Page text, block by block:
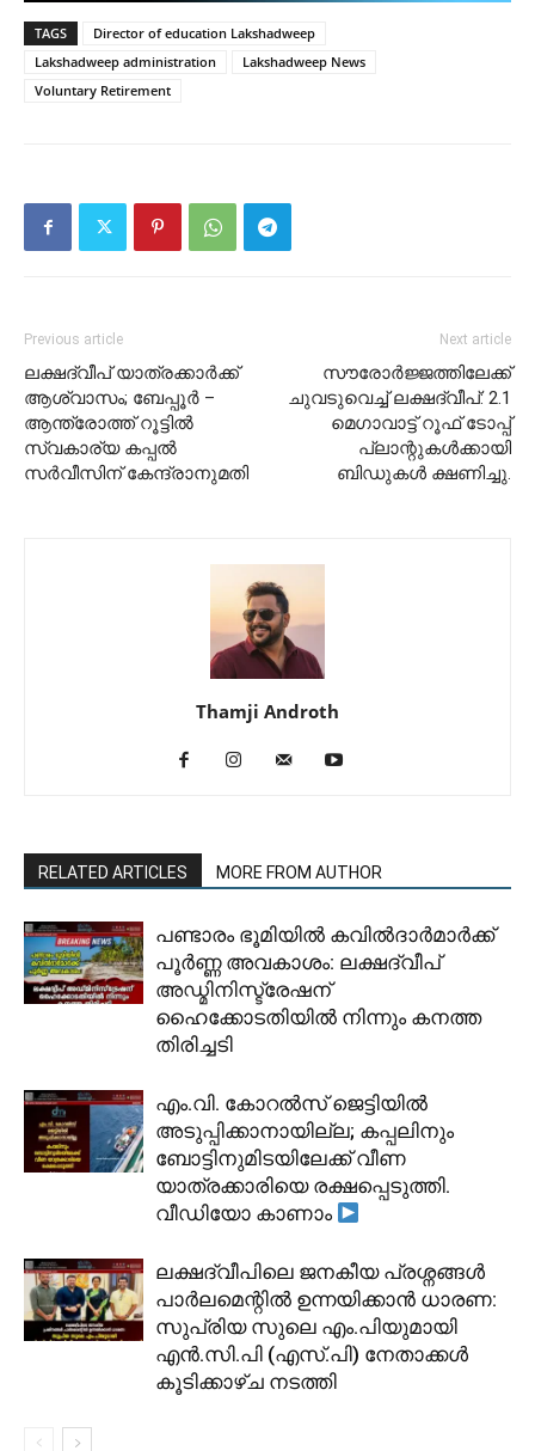
TAGS
Director of education Lakshadweep
Lakshadweep administration
Lakshadweep News
Voluntary Retirement
Previous article
ലക്ഷദ്വീപ് യാത്രക്കാർക്ക്
ആശ്വാസം; ബേപ്പൂർ –
ആന്ത്രോത്ത് റൂട്ടിൽ
സ്വകാര്യ കപ്പൽ
സർവീസിന് കേന്ദ്രാനുമതി
Next article
സൗരോർജ്ജത്തിലേക്ക്
ചുവടുവെച്ച് ലക്ഷദ്വീപ്: 2.1
മെഗാവാട്ട് റൂഫ് ടോപ്പ്
പ്ലാന്റുകൾക്കായി
ബിഡുകൾ ക്ഷണിച്ചു.
Thamji Androth
RELATED ARTICLES MORE FROM AUTHOR
പണ്ടാരം ഭൂമിയിൽ കവിൽദാർമാർക്ക്
പൂർണ്ണ അവകാശം: ലക്ഷദ്വീപ്
അഡ്മിനിസ്ട്രേഷന്
ഹൈക്കോടതിയിൽ നിന്നും കനത്ത
തിരിച്ചടി
​എം.വി. കോറൽസ് ജെട്ടിയിൽ
അടുപ്പിക്കാനായില്ല; കപ്പലിനും
ബോട്ടിനുമിടയിലേക്ക് വീണ
യാത്രക്കാരിയെ രക്ഷപ്പെടുത്തി.
വീഡിയോ കാണാം
ലക്ഷദ്വീപിലെ ജനകീയ പ്രശ്നങ്ങൾ
പാർലമെന്റിൽ ഉന്നയിക്കാൻ ധാരണ:
സുപ്രിയ സുലെ എം.പിയുമായി
എൻ.സി.പി (എസ്.പി) നേതാക്കൾ
കൂടിക്കാഴ്ച നടത്തി